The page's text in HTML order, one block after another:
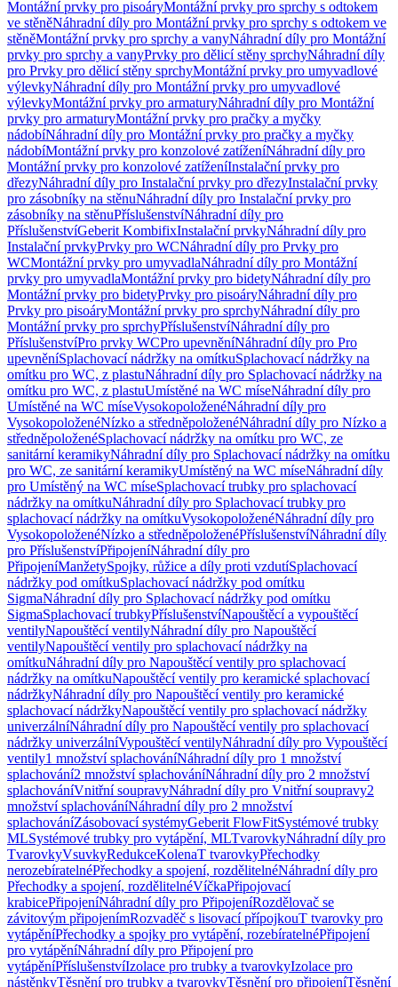
Montážní prvky pro pisoáryMontážní prvky pro sprchy s odtokem
ve stěněNáhradní díly pro Montážní prvky pro sprchy s odtokem ve
stěněMontážní prvky pro sprchy a vanyNáhradní díly pro Montážní
prvky pro sprchy a vanyPrvky pro dělicí stěny sprchyNáhradní díly
pro Prvky pro dělicí stěny sprchyMontážní prvky pro umyvadlové
výlevkyNáhradní díly pro Montážní prvky pro umyvadlové
výlevkyMontážní prvky pro armaturyNáhradní díly pro Montážní
prvky pro armaturyMontážní prvky pro pračky a myčky
nádobíNáhradní díly pro Montážní prvky pro pračky a myčky
nádobíMontážní prvky pro konzolové zatíženíNáhradní díly pro
Montážní prvky pro konzolové zatíženíInstalační prvky pro
dřezyNáhradní díly pro Instalační prvky pro dřezyInstalační prvky
pro zásobníky na stěnuNáhradní díly pro Instalační prvky pro
zásobníky na stěnuPříslušenstvíNáhradní díly pro
PříslušenstvíGeberit KombifixInstalační prvkyNáhradní díly pro
Instalační prvkyPrvky pro WCNáhradní díly pro Prvky pro
WCMontážní prvky pro umyvadlaNáhradní díly pro Montážní
prvky pro umyvadlaMontážní prvky pro bidetyNáhradní díly pro
Montážní prvky pro bidetyPrvky pro pisoáryNáhradní díly pro
Prvky pro pisoáryMontážní prvky pro sprchyNáhradní díly pro
Montážní prvky pro sprchyPříslušenstvíNáhradní díly pro
PříslušenstvíPro prvky WCPro upevněníNáhradní díly pro Pro
upevněníSplachovací nádržky na omítkuSplachovací nádržky na
omítku pro WC, z plastuNáhradní díly pro Splachovací nádržky na
omítku pro WC, z plastuUmístěné na WC míseNáhradní díly pro
Umístěné na WC míseVysokopoloženéNáhradní díly pro
VysokopoloženéNízko a středněpoloženéNáhradní díly pro Nízko a
středněpoloženéSplachovací nádržky na omítku pro WC, ze
sanitární keramikyNáhradní díly pro Splachovací nádržky na omítku
pro WC, ze sanitární keramikyUmístěný na WC míseNáhradní díly
pro Umístěný na WC míseSplachovací trubky pro splachovací
nádržky na omítkuNáhradní díly pro Splachovací trubky pro
splachovací nádržky na omítkuVysokopoloženéNáhradní díly pro
VysokopoloženéNízko a středněpoloženéPříslušenstvíNáhradní díly
pro PříslušenstvíPřipojeníNáhradní díly pro
PřipojeníManžetySpojky, růžice a díly proti vzdutíSplachovací
nádržky pod omítkuSplachovací nádržky pod omítku
SigmaNáhradní díly pro Splachovací nádržky pod omítku
SigmaSplachovací trubkyPříslušenstvíNapouštěcí a vypouštěcí
ventilyNapouštěcí ventilyNáhradní díly pro Napouštěcí
ventilyNapouštěcí ventily pro splachovací nádržky na
omítkuNáhradní díly pro Napouštěcí ventily pro splachovací
nádržky na omítkuNapouštěcí ventily pro keramické splachovací
nádržkyNáhradní díly pro Napouštěcí ventily pro keramické
splachovací nádržkyNapouštěcí ventily pro splachovací nádržky
univerzálníNáhradní díly pro Napouštěcí ventily pro splachovací
nádržky univerzálníVypouštěcí ventilyNáhradní díly pro Vypouštěcí
ventily1 množství splachováníNáhradní díly pro 1 množství
splachování2 množství splachováníNáhradní díly pro 2 množství
splachováníVnitřní soupravyNáhradní díly pro Vnitřní soupravy2
množství splachováníNáhradní díly pro 2 množství
splachováníZásobovací systémyGeberit FlowFitSystémové trubky
MLSystémové trubky pro vytápění, MLTvarovkyNáhradní díly pro
TvarovkyVsuvkyRedukceKolenaT tvarovkyPřechodky
nerozebíratelnéPřechodky a spojení, rozdělitelnéNáhradní díly pro
Přechodky a spojení, rozdělitelnéVíčkaPřipojovací
krabicePřipojeníNáhradní díly pro PřipojeníRozdělovač se
závitovým připojenímRozvaděč s lisovací přípojkouT tvarovky pro
vytápěníPřechodky a spojky pro vytápění, rozebíratelnéPřipojení
pro vytápěníNáhradní díly pro Připojení pro
vytápěníPříslušenstvíIzolace pro trubky a tvarovkyIzolace pro
nástěnkyTěsnění pro trubky a tvarovkyTěsnění pro připojeníTěsnění